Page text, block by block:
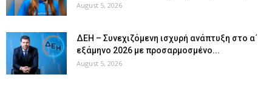
August 5, 2026
ΔΕΗ – Συνεχιζόμενη ισχυρή ανάπτυξη στο α΄
εξάμηνο 2026 με προσαρμοσμένο...
August 5, 2026